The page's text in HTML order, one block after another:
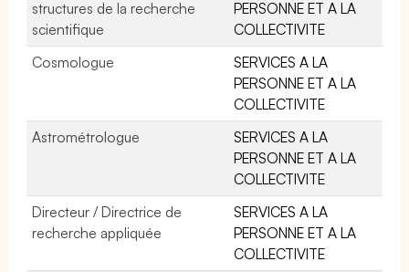
structures de la recherche
scientifique
PERSONNE ET A LA
COLLECTIVITE
Cosmologue
SERVICES A LA
PERSONNE ET A LA
COLLECTIVITE
Astrométrologue
SERVICES A LA
PERSONNE ET A LA
COLLECTIVITE
Directeur / Directrice de
recherche appliquée
SERVICES A LA
PERSONNE ET A LA
COLLECTIVITE